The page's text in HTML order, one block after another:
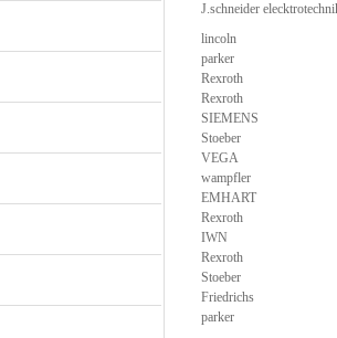
J.schneider
lincoln
parker
Rexroth
Rexroth
SIEMENS
Stoeber
VEGA
wampfler
EMHART
Rexroth
IWN
Rexroth
Stoeber
Friedrichs
parker